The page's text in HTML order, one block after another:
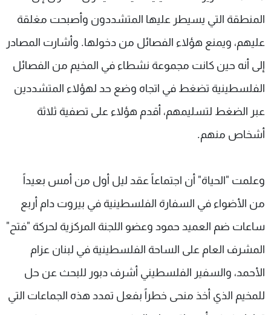
المنطقة التي يسيطر عليها المتشددون وأصبحت مغلقة
عليهم، ويمنع هؤلاء الفصائل من دخولها. وأشارت المصادر
إلى أنه حين كانت مجموعة نشطاء في المخيم من الفصائل
الفلسطينية تضغط في اتجاه وضع حد لهؤلاء المتشددين
عبر الضغط لتسليمهم، أقدم هؤلاء على تصفية ثلاثة
أشخاص منهم.
وعلمت "الحياة" أن اجتماعاً عقد ليل أول من أمس بعيداً
من الأضواء في السفارة الفلسطينية في بيروت دام أربع
ساعات ضم العميد حمود وعضو اللجنة المركزية لحركة "فتح"
المشرف العام على الساحة الفلسطينية في لبنان عزام
الأحمد، والسفير الفلسطيني أشرف دبور للبحث عن حل
للمخيم الذي أخذ منحى خطراً بفعل تمدد هذه الجماعات التي